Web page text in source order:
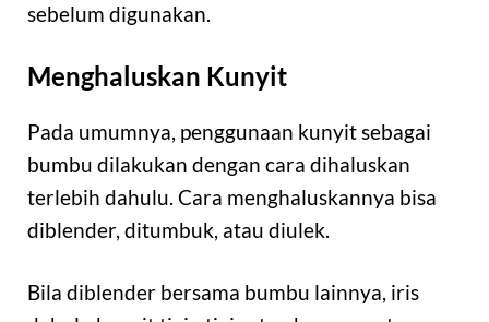
sebelum digunakan.
Menghaluskan Kunyit
Pada umumnya, penggunaan kunyit sebagai
bumbu dilakukan dengan cara dihaluskan
terlebih dahulu. Cara menghaluskannya bisa
diblender, ditumbuk, atau diulek.
Bila diblender bersama bumbu lainnya, iris